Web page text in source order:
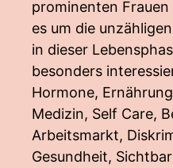
prominenten
es um die
in dieser
besonders
Hormone,
Medizin, Self Care,
Arbeitsmarkt,
Gesundheit,